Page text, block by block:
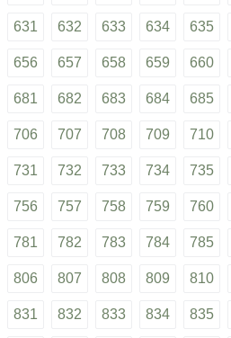
631 632 633 634 635
656 657 658 659 660
681 682 683 684 685
706 707 708 709 710
731 732 733 734 735
756 757 758 759 760
781 782 783 784 785
806 807 808 809 810
831 832 833 834 835